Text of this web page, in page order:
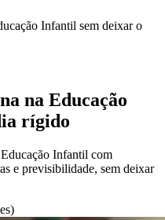
Infantil sem deixar o
na Educação
rígido
Infantil com
e previsibilidade, sem deixar
)